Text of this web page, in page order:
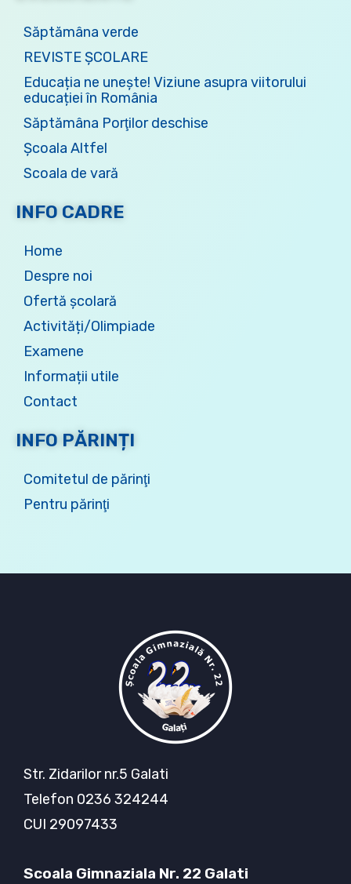
Săptămâna verde
REVISTE ȘCOLARE
Educația ne unește! Viziune asupra viitorului
educației în România
Săptămâna Porţilor deschise
Școala Altfel
Scoala de vară
INFO CADRE
Home
Despre noi
Ofertă şcolară
Activități/Olimpiade
Examene
Informații utile
Contact
INFO PĂRINȚI
Comitetul de părinţi
Pentru părinţi
Str. Zidarilor nr.5 Galati
Telefon 0236 324244
CUI 29097433
Scoala Gimnaziala Nr. 22 Galati